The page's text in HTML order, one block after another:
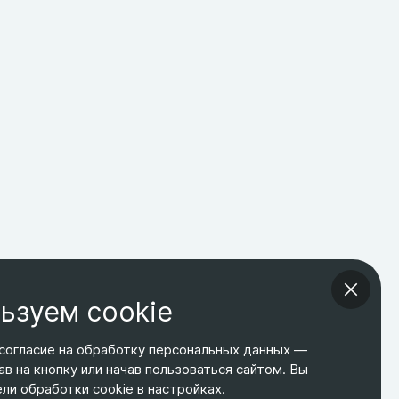
ТЕЛЕФОН
+7 495 266-65-67
ЭЛ. ПОЧТА
shop@relines.ru
АДРЕС
Москва, Гаражная 8
cookie
на обработку персональных данных —
на кнопку или начав пользоваться сайтом. Вы
обработки cookie в настройках.